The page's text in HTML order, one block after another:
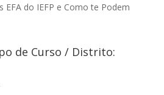
EFA do IEFP e Como te Podem
de Curso / Distrito: